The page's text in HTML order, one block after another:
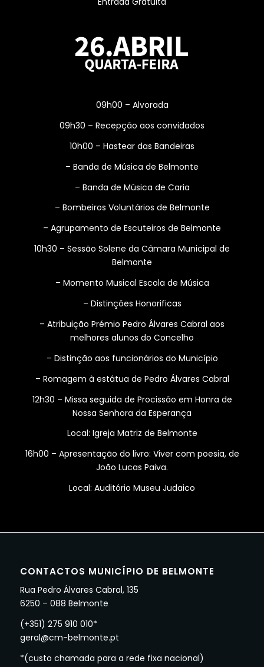
09h00 – Alvorada
09h30 – Recepção aos convidados
10h00 – Hastear das Bandeiras
– Banda de Música de Belmonte
– Banda de Música de Caria
– Bombeiros Voluntários de Belmonte
– Agrupamento de Escuteiros de Belmonte
10h30 – Sessão Solene da Câmara Municipal de
Belmonte
– Momento Musical Escola de Música
– Distinções Honorificas
– Atribuição Prémio Pedro Álvares Cabral aos
melhores alunos do Concelho
– Distinção aos funcionários do Município
– Romagem à estátua de Pedro Álvares Cabral
12h30 – Missa seguida de Procissão em Honra de
Nossa Senhora da Esperança
Local: Igreja Matriz de Belmonte
16h00 – Apresentação do livro: Viver com poesia, de
João Lucas Paiva.
Local: Auditório Museu Judaico
CONTACTOS MUNICÍPIO DE BELMONTE
Rua Pedro Álvares Cabral, 135
6250 – 088 Belmonte
(+351) 275 910 010*
geral@cm-belmonte.pt
*(custo chamada para a rede fixa nacional)